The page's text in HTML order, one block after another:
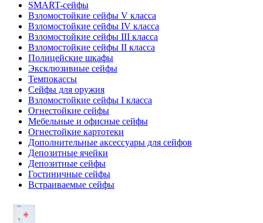
SMART-сейфы
Взломостойкие сейфы V класса
Взломостойкие сейфы IV класса
Взломостойкие сейфы III класса
Взломостойкие сейфы II класса
Полицейские шкафы
Эксклюзивные сейфы
Темпокассы
Сейфы для оружия
Взломостойкие сейфы I класса
Огнестойкие сейфы
Мебельные и офисные сейфы
Огнестойкие картотеки
Дополнительные аксессуары для сейфов
Депозитные ячейки
Депозитные сейфы
Гостиничные сейфы
Встраиваемые сейфы